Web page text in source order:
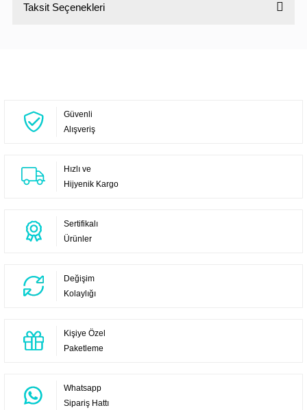
Taksit Seçenekleri
Güvenli
Alışveriş
Hızlı ve
Hijyenik Kargo
Sertifikalı
Ürünler
Değişim
Kolaylığı
Kişiye Özel
Paketleme
Whatsapp
Sipariş Hattı